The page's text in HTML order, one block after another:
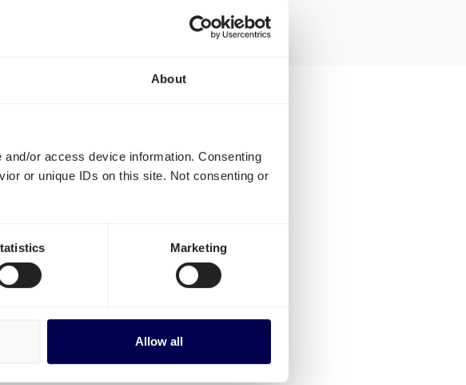
About
or access device information. Consenting
or unique IDs on this site. Not consenting or
Marketing
Allow all
naar Amazon Tilbury
LCY2 te laten vervoeren, volg deze
aan
- geheel vrijblijvend, geen
- nog geen betaling nodig